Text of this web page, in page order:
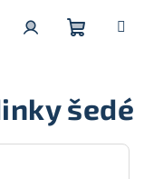
košík
šedé